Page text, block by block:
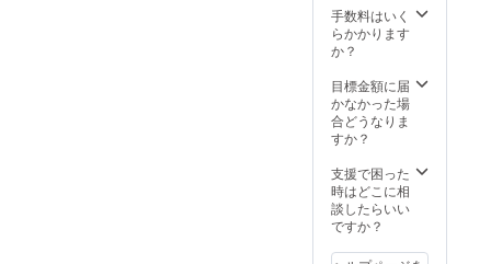
手数料はいく
らかかります
か？
目標金額に届
かなかった場
合どうなりま
すか？
支援で困った
時はどこに相
談したらいい
ですか？